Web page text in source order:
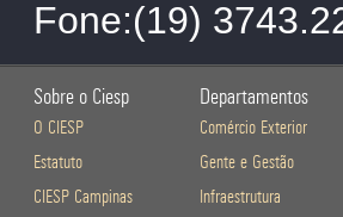
Fone:(19)
Sobre o Ciesp
O CIESP
Estatuto
CIESP Campinas
Departamentos
Comércio Exterior
Gente e Gestão
Infraestrutura